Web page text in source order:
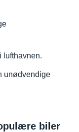
lufthavnen.
unødvendige
biler